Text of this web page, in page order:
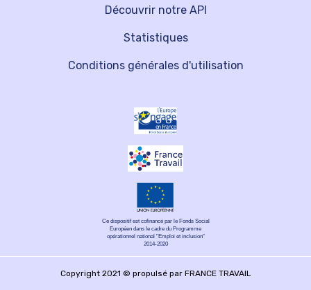
Découvrir notre API
Statistiques
Conditions générales d'utilisation
Ce dispositif est cofinancé par le Fonds Social
Européen dans le cadre du Programme
opérationnel national "Emploi et inclusion"
2014-2020
Copyright 2021 © propulsé par FRANCE TRAVAIL